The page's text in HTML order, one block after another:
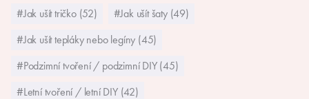
#Jak ušít tričko (52)
#Jak ušít šaty (49)
#Jak ušít tepláky nebo legíny (45)
#Podzimní tvoření / podzimní DIY (45)
#Letní tvoření / letní DIY (42)